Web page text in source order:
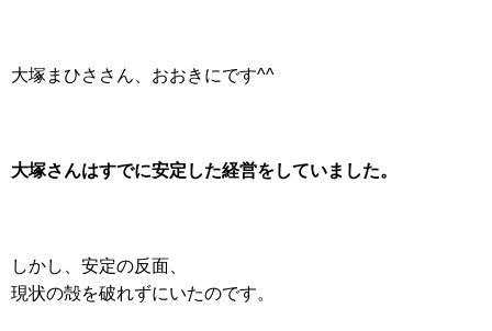
大塚まひささん、おおきにです^^
大塚さんはすでに安定した経営をしていました。
しかし、安定の反面、
現状の殻を破れずにいたのです。